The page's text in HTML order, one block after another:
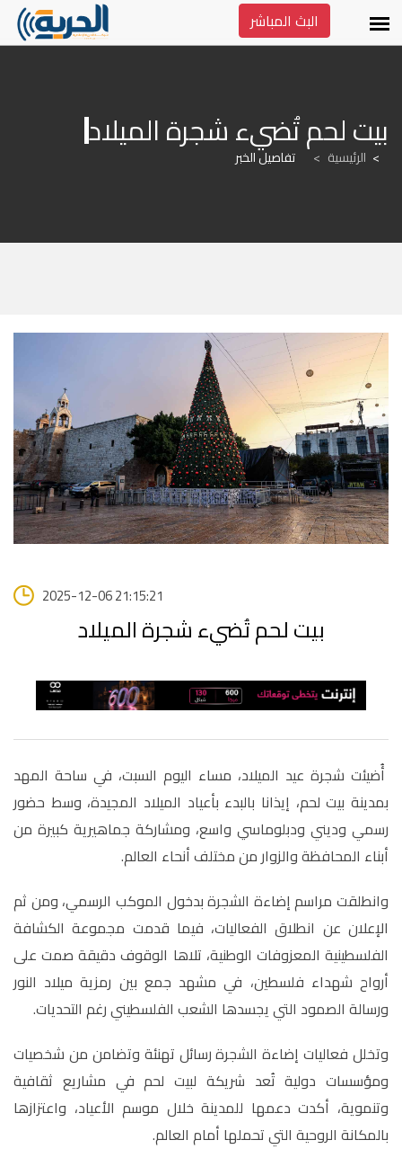
البث المباشر
بيت لحم تُضيء شجرة الميلاد
الرئيسية > تفاصيل الخبر
2025-12-06 21:15:21
بيت لحم تُضيء شجرة الميلاد
أُضيئت شجرة عيد الميلاد، مساء اليوم السبت، في ساحة المهد
بمدينة بيت لحم، إيذانا بالبدء بأعياد الميلاد المجيدة، وسط حضور
رسمي وديني ودبلوماسي واسع، ومشاركة جماهيرية كبيرة من
أبناء المحافظة والزوار من مختلف أنحاء العالم.
وانطلقت مراسم إضاءة الشجرة بدخول الموكب الرسمي، ومن ثم
الإعلان عن انطلاق الفعاليات، فيما قدمت مجموعة الكشافة
الفلسطينية المعزوفات الوطنية، تلاها الوقوف دقيقة صمت على
أرواح شهداء فلسطين، في مشهد جمع بين رمزية ميلاد النور
ورسالة الصمود التي يجسدها الشعب الفلسطيني رغم التحديات.
وتخلل فعاليات إضاءة الشجرة رسائل تهنئة وتضامن من شخصيات
ومؤسسات دولية تُعد شريكة لبيت لحم في مشاريع ثقافية
وتنموية، أكدت دعمها للمدينة خلال موسم الأعياد، واعتزازها
بالمكانة الروحية التي تحملها أمام العالم.